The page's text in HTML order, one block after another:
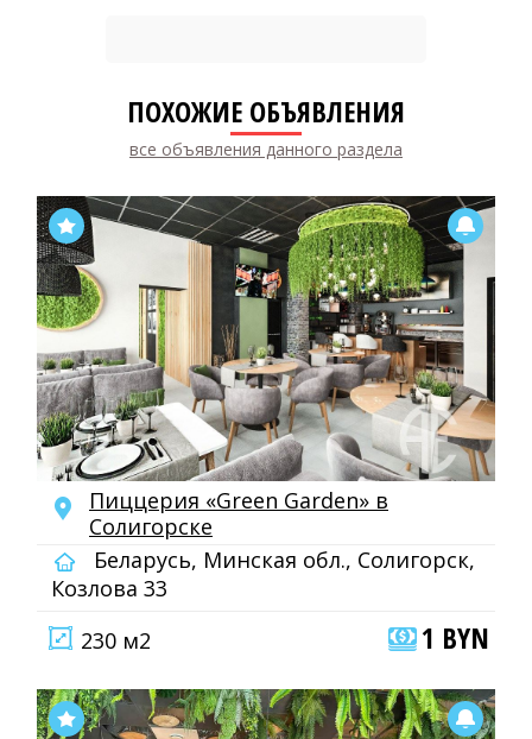
ПОХОЖИЕ ОБЪЯВЛЕНИЯ
все объявления данного раздела
Пиццерия «Green Garden» в
Солигорске
Беларусь, Минская обл., Солигорск,
Козлова 33
230 м2
1 BYN